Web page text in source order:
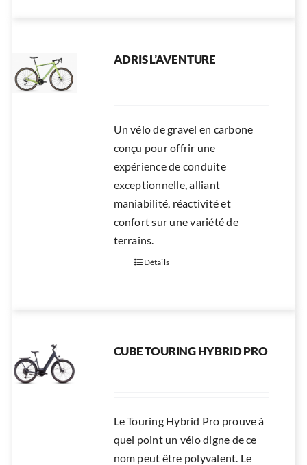
ADRIS L’AVENTURE
Un vélo de gravel en carbone
conçu pour offrir une
expérience de conduite
exceptionnelle, alliant
maniabilité, réactivité et
confort sur une variété de
terrains.
Détails
CUBE TOURING HYBRID PRO
Le Touring Hybrid Pro prouve à
quel point un vélo digne de ce
nom peut être polyvalent. Le